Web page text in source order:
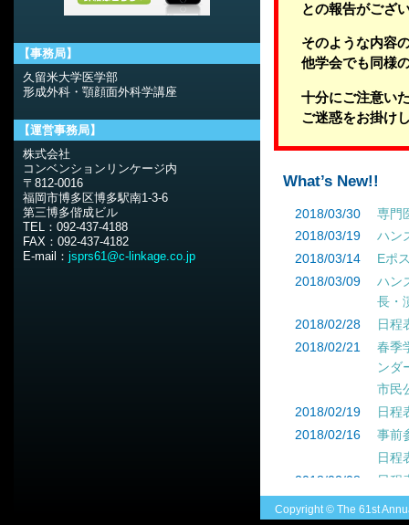
との報告がござ
そのような内容
他学会でも同様
十分にご注意い
ご迷惑をお掛け
What’s New!!
2018/03/30
専門
2018/03/19
ハン
2018/03/14
Eポ
2018/03/09
ハン
長・
2018/02/28
日程
2018/02/21
春季
ンダ
市民
2018/02/19
日程
2018/02/16
事前
日程
2018/02/08
日程
した
Copyright © The 61st
【事務局】
久留米大学医学部
形成外科・顎顔面外科学講座
【運営事務局】
株式会社
コンベンションリンケージ内
〒812-0016
福岡市博多区博多駅南1-3-6
第三博多偕成ビル
TEL：092-437-4188
FAX：092-437-4182
E-mail： jsprs61@c-linkage.co.jp